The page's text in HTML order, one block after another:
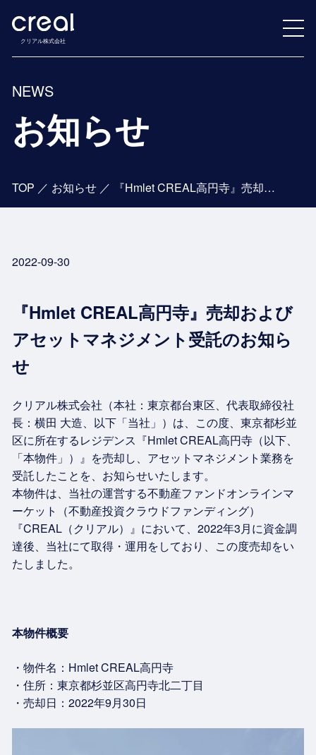
クリアル株式会社
NEWS
お知らせ
TOP ／ お知らせ／ 『Hmlet CREAL高円寺』売却およびアセットマネジメント受託のお知らせ
2022-09-30
『Hmlet CREAL高円寺』売却および
アセットマネジメント受託のお知ら
せ
クリアル株式会社（本社：東京都台東区、代表取締役社
長：横田 大造、以下「当社」）は、この度、東京都杉並
区に所在するレジデンス『Hmlet CREAL高円寺（以下、
「本物件」）』を売却し、アセットマネジメント業務を
受託したことを、お知らせいたします。
本物件は、当社の運営する不動産ファンドオンラインマ
ーケット（不動産投資クラウドファンディング）
『CREAL（クリアル）』において、2022年3月に資金調
達後、当社にて取得・運用をしており、この度売却をい
たしました。
本物件概要
・物件名：Hmlet CREAL高円寺
・住所：東京都杉並区高円寺北二丁目
・売却日：2022年9月30日